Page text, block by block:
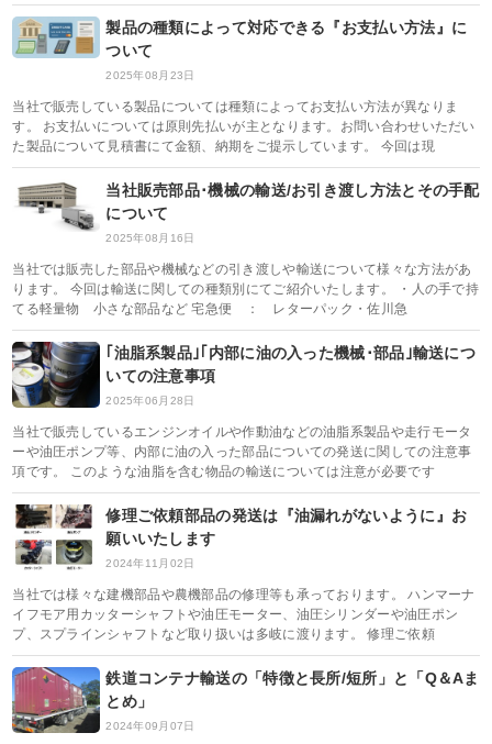
製品の種類によって対応できる『お支払い方法』に
ついて
2025年08月23日
当社で販売している製品については種類によってお支払い方法が異なりま
す。 お支払いについては原則先払いが主となります。お問い合わせいただい
た製品について見積書にて金額、納期をご提示しています。 今回は現
当社販売部品･機械の輸送/お引き渡し方法とその手配
について
2025年08月16日
当社では販売した部品や機械などの引き渡しや輸送について様々な方法があ
ります。 今回は輸送に関しての種類別にてご紹介いたします。 ・人の手で持
てる軽量物 小さな部品など 宅急便 ： レターパック・佐川急
｢油脂系製品｣｢内部に油の入った機械･部品｣輸送につ
いての注意事項
2025年06月28日
当社で販売しているエンジンオイルや作動油などの油脂系製品や走行モータ
ーや油圧ポンプ等、内部に油の入った部品についての発送に関しての注意事
項です。 このような油脂を含む物品の輸送については注意が必要です
修理ご依頼部品の発送は『油漏れがないように』お
願いいたします
2024年11月02日
当社では様々な建機部品や農機部品の修理等も承っております。 ハンマーナ
イフモア用カッターシャフトや油圧モーター、油圧シリンダーや油圧ポン
プ、スプラインシャフトなど取り扱いは多岐に渡ります。 修理ご依頼
鉄道コンテナ輸送の「特徴と長所/短所」と「Q＆Aま
とめ」
2024年09月07日